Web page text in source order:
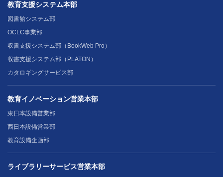
教育支援システム本部
図書館システム部
OCLC事業部
収書支援システム部（BookWeb Pro）
収書支援システム部（PLATON）
カタロギングサービス部
教育イノベーション営業本部
東日本設備営業部
西日本設備営業部
教育設備企画部
ライブラリーサービス営業本部